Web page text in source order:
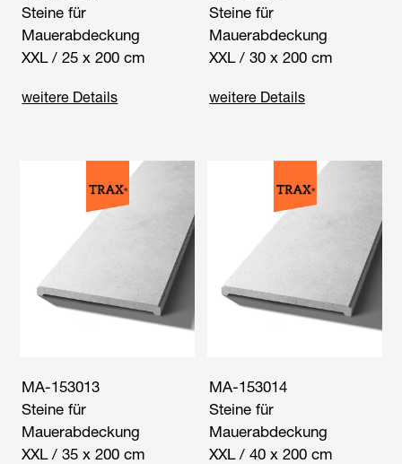
Steine für
Mauerabdeckung
XXL / 25 x 200 cm
weitere Details
Steine für
Mauerabdeckung
XXL / 30 x 200 cm
weitere Details
MA-153013
Steine für
Mauerabdeckung
XXL / 35 x 200 cm
MA-153014
Steine für
Mauerabdeckung
XXL / 40 x 200 cm